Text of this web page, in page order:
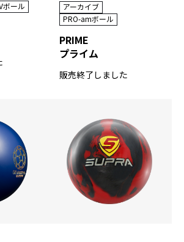
ボール
アーカイブ
PRO-amボール
PRIME
プライム
販売終了しました